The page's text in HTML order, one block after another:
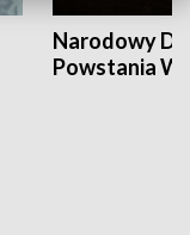
Narodowy
Powstania